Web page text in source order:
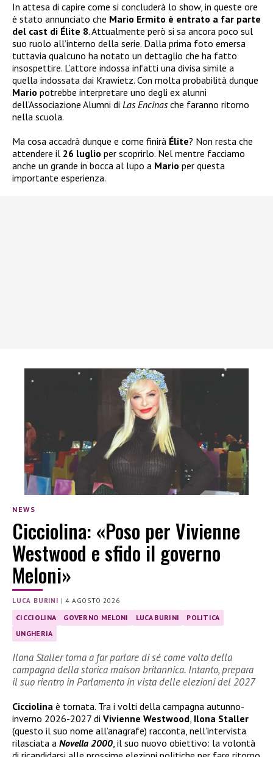
In attesa di capire come si concluderà lo show, in queste ore
è stato annunciato che Mario Ermito è entrato a far parte
del cast di Élite 8. Attualmente però si sa ancora poco sul
suo ruolo all’interno della serie. Dalla prima foto emersa
tuttavia qualcuno ha notato un dettaglio che ha fatto
insospettire. L’attore indossa infatti una divisa simile a
quella indossata dai Krawietz. Con molta probabilità dunque
Mario potrebbe interpretare uno degli ex alunni
dell’Associazione Alumni di Las Encinasche faranno ritorno
nella scuola.
Ma cosa accadrà dunque e come finirà Élite? Non resta che
attendere il 26 luglio per scoprirlo. Nel mentre facciamo
anche un grande in bocca al lupo a Mario per questa
importante esperienza.
NEWS
Cicciolina: «Poso per Vivienne
Westwood e sfido il governo
Meloni»
LUCA BURINI |4 AGOSTO 2026
CICCIOLINA GOVERNO MELONI LUCA BURINI
POLITICA
UNGHERIA
Ilona Staller torna a far parlare di sé come volto della
campagna della storica maison britannica. Intanto, prepara
il suo rientro in Parlamento in vista delle elezioni del 2027
Cicciolina è tornata. Tra i volti della campagna autunno-
inverno 2026-2027 di Vivienne Westwood, Ilona Staller
(questo il suo nome all’anagrafe) racconta, nell’intervista
rilasciata a Novella 2000, il suo nuovo obiettivo: la volontà